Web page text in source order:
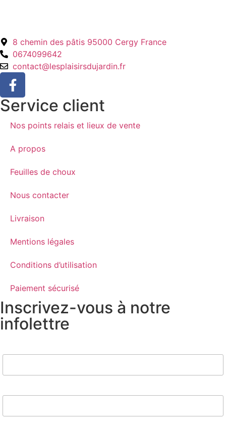
8 chemin des pâtis 95000 Cergy France
0674099642
contact@lesplaisirsdujardin.fr
Service client
Nos points relais et lieux de vente
A propos
Feuilles de choux
Nous contacter
Livraison
Mentions légales
Conditions d’utilisation
Paiement sécurisé
Inscrivez-vous à notre
infolettre